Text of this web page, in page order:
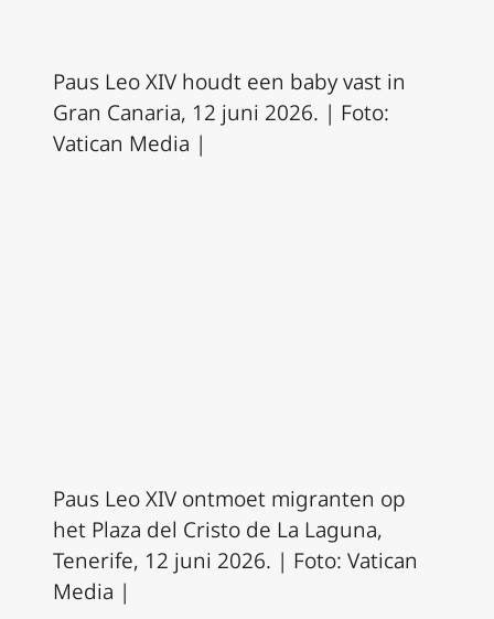
Paus Leo XIV houdt een baby vast in
Gran Canaria, 12 juni 2026. | Foto:
Vatican Media |
Paus Leo XIV ontmoet migranten op
het Plaza del Cristo de La Laguna,
Tenerife, 12 juni 2026. | Foto: Vatican
Media |